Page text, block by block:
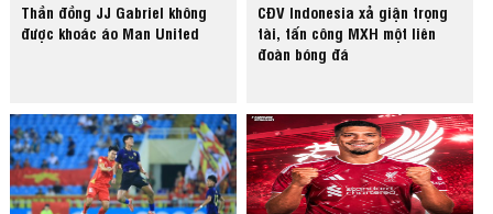
Thần đồng JJ Gabriel không
được khoác áo Man United
CĐV Indonesia xả giận trọng
tài, tấn công MXH một liên
đoàn bóng đá